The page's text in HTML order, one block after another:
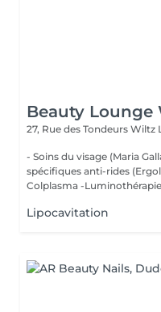
Beauty Lounge
27, Rue des Tondeurs Wiltz
- Soins du visage (Maria
spécifiques anti-rides
Colplasma -
Lipocavitation